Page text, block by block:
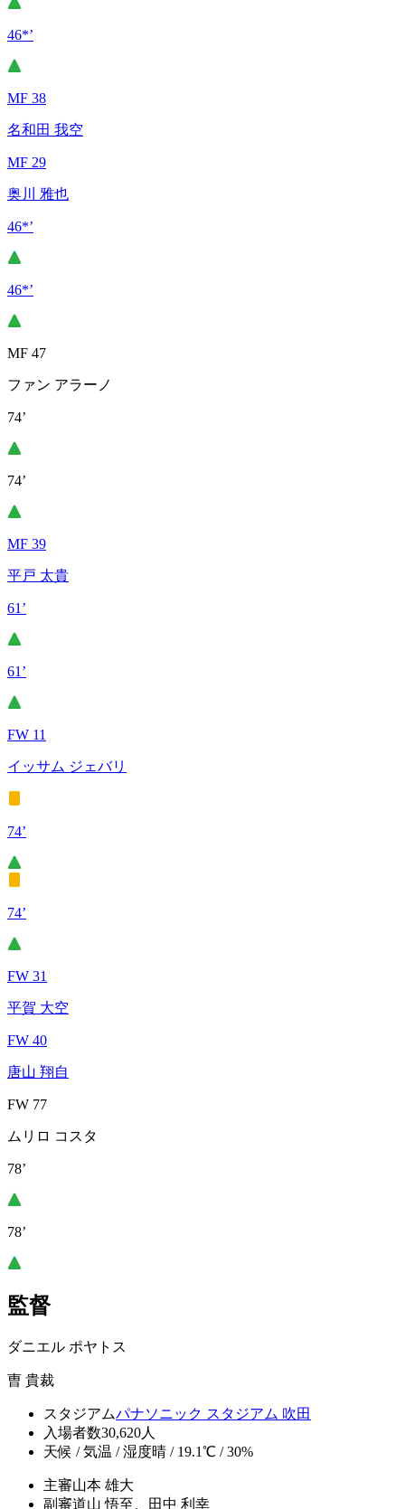
46*’
MF 38
名和田 我空
MF 29
奥川 雅也
46*’
46*’
MF 47
ファン アラーノ
74’
74’
MF 39
平戸 太貴
61’
61’
FW 11
イッサム ジェバリ
74’
74’
FW 31
平賀 大空
FW 40
唐山 翔自
FW 77
ムリロ コスタ
78’
78’
監督
ダニエル ポヤトス
曺 貴裁
スタジアムパナソニック スタジアム 吹田
入場者数30,620人
天候 / 気温 / 湿度晴 / 19.1℃ / 30%
主審山本 雄大
副審道山 悟至、田中 利幸